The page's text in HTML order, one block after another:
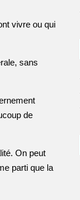
vivre ou qui
sans
de
On peut
parti que la